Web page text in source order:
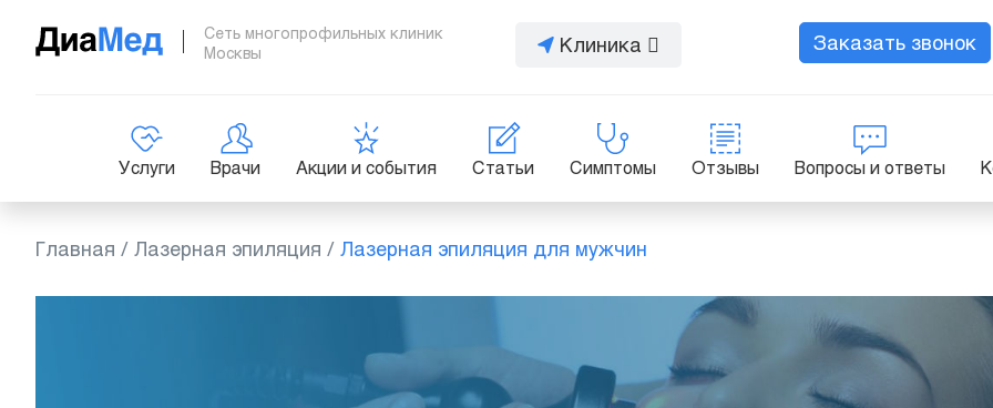
Сеть многопрофильных клиник
Москвы
Клиника Заказать звонок
Услуги Врачи Акции и события Статьи Симптомы Отзывы Вопросы и ответы
Главная / Лазерная эпиляция / Лазерная эпиляция для мужчин